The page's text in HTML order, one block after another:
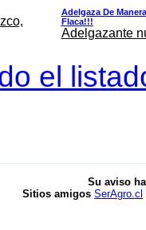
Adelgaza De
Flaca!!!
Adelgazante
el
Su aviso
Sitios amigos SerAgro.cl